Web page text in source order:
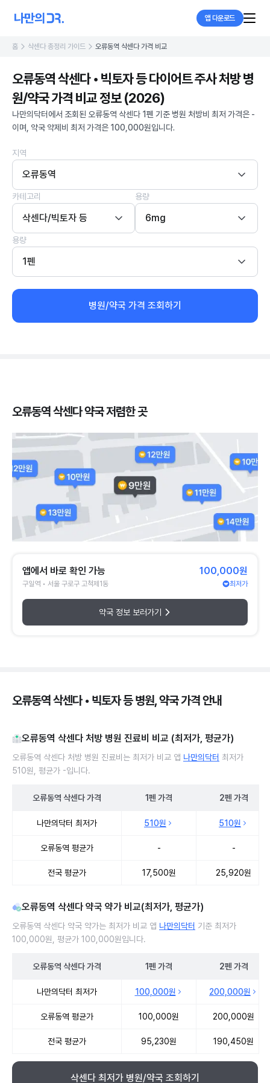
앱 다운로드
홈 삭센다 총정리 가이드 오류동역 삭센다 가격 비교
오류동역 삭센다 • 빅토자 등 다이어트 주사 처방 병
원/약국 가격 비교 정보 (2026)
나만의닥터에서 조회된 오류동역 삭센다 1펜 기준 병원 처방비 최저 가격은 -
이며, 약국 약제비 최저 가격은 100,000원입니다.
지역
오류동역
카테고리
삭센다/빅토자 등
용량
6mg
용량
1펜
병원/약국 가격 조회하기
오류동역 삭센다 약국 저렴한 곳
앱에서 바로 확인 가능
구일역 • 서울 구로구 고척제1동
100,000원
최저가
약국 정보 보러가기
오류동역 삭센다 • 빅토자 등 병원, 약국 가격 안내
오류동역 삭센다 처방 병원 진료비 비교 (최저가, 평균가)
오류동역 삭센다 처방 병원 진료비는 최저가 비교 앱 나만의닥터 최저가
510원, 평균가 -입니다.
오류동역 삭센다가격 1펜 가격 2펜 가격
나만의닥터 최저가 510원 510원
오류동역 평균가 - -
전국 평균가 17,500원 25,920원
오류동역 삭센다 약국 약가 비교(최저가, 평균가)
오류동역 삭센다 약국 약가는 최저가 비교 앱 나만의닥터 기준 최저가
100,000원, 평균가 100,000원입니다.
오류동역 삭센다가격 1펜 가격 2펜 가격
나만의닥터 최저가 100,000원 200,000원
오류동역 평균가 100,000원 200,000원
전국 평균가 95,230원 190,450원
삭센다 최저가 병원/약국 조회하기